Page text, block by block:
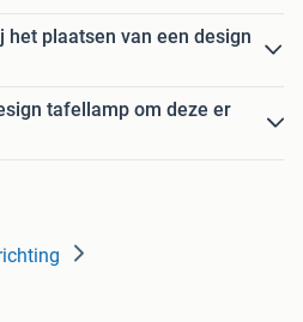
plaatsen van een design
tafellamp om deze er